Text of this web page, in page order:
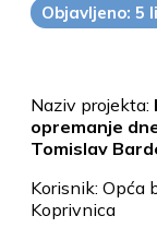
Objavljeno: 5
Naziv projekta:
opremanje
Tomislav
Korisnik: Opća
Koprivnica